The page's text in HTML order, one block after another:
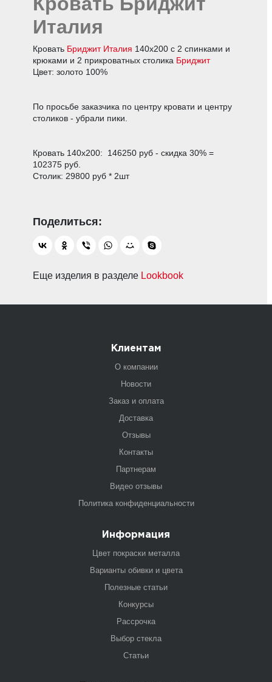
Италия
Кровать Бриджит Италия 140х200 с 2 спинками и
крюками и 2 прикроватных столика Бриджит
Цвет: золото 100%
По просьбе заказчика по центру кровати и центру
столиков - убрали пики.
Кровать 140х200: 146250 руб - скидка 30% =
102375 руб.
Столик: 29800 руб * 2шт
Еще изделия в разделе Lookbook
Клиентам
О компании
Новости
Заказ и оплата
Доставка
Отзывы
Контакты
Партнерам
Видео отзывы
Политика конфиденциальности
Информация
Цвет покраски металла
Варианты обивки и цвета
Полезные статьи
Конкурсы
Рассрочка
Выбор стекла
Статьи